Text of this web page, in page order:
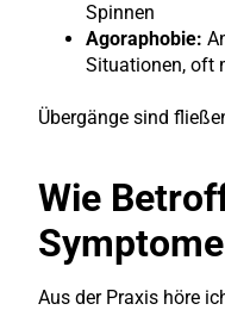
Spinnen
Agoraphobie:
Situationen, oft
Übergänge sind
Wie
Aus der Praxis höre